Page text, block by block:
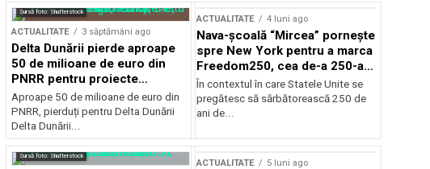
Sursă foto: Shutterstock
ACTUALITATE 3 săptămâni ago
Delta Dunării pierde aproape
50 de milioane de euro din
PNRR pentru proiecte
esențiale
Aproape 50 de milioane de euro din
PNRR, pierduți pentru Delta Dunării
Delta Dunării...
ACTUALITATE 4 luni ago
Nava-școală “Mircea” pornește
spre New York pentru a marca
Freedom250, cea de-a 250-a
aniversare a Statelor Unite
În contextul în care Statele Unite se
pregătesc să sărbătorească 250 de
ani de...
Sursă foto: Shutterstock
ACTUALITATE 5 luni ago